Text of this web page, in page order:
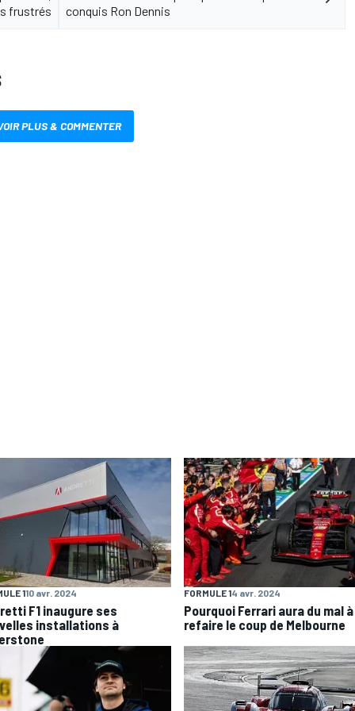
frustrés
conquis Ron Dennis
PLUS & COMMENTER
110 avr. 2024
F1 inaugure ses
installations à
FORMULE 14 avr. 2024
Pourquoi Ferrari aura du mal à
refaire le coup de Melbourne